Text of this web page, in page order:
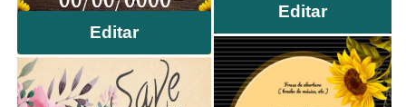
Editar
Editar